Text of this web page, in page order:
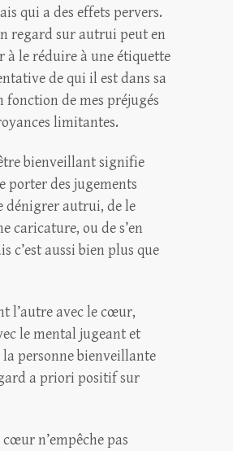
qui a des effets pervers.
regard sur autrui peut en
à le réduire à une étiquette
de qui il est dans sa
fonction de mes préjugés
limitantes.
bienveillant signifie
porter des jugements
dénigrer autrui, de le
caricature, ou de s’en
c’est aussi bien plus que
l’autre avec le cœur,
le mental jugeant et
personne bienveillante
a priori positif sur
n’empêche pas